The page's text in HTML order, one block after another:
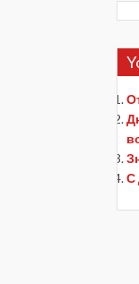
С